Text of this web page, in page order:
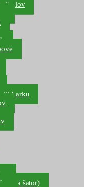
ribolov
ili barku
za šator)